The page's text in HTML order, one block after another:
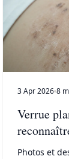
3 Apr 2026 8
Verrue
guérison
Photos et